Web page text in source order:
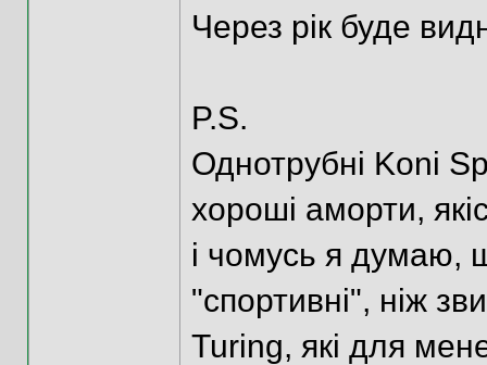
Через рік буде
P.S.
Однотрубні Koni
хороші аморти,
і чомусь я думаю,
"спортивні", ніж
Turing, які для